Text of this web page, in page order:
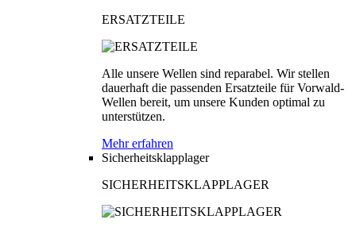
ERSATZTEILE
Alle unsere Wellen sind reparabel. Wir stellen
dauerhaft die passenden Ersatzteile für Vorwald-
Wellen bereit, um unsere Kunden optimal zu
unterstützen.
Mehr erfahren
Sicherheitsklapplager
SICHERHEITSKLAPPLAGER